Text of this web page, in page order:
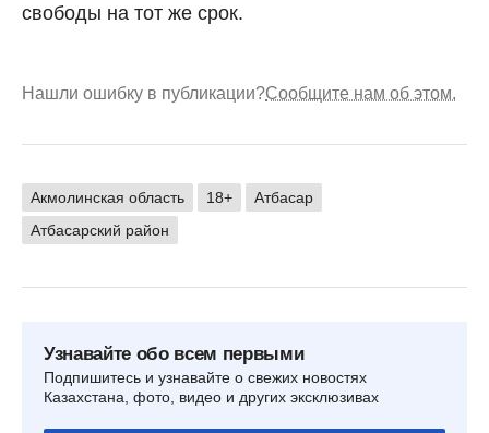
свободы на тот же срок.
Нашли ошибку в публикации?Сообщите нам об этом.
Акмолинская область 18+
Атбасар
Атбасарский район
Узнавайте обо всем первыми
Подпишитесь и узнавайте о свежих новостях
Казахстана, фото, видео и других эксклюзивах